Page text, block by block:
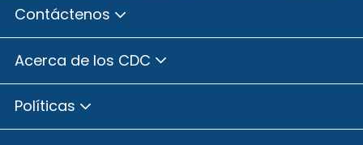
Contáctenos
Acerca de los CDC
Políticas